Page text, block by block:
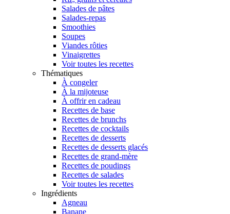
Salades de pâtes
Salades-repas
Smoothies
Soupes
Viandes rôties
Vinaigrettes
Voir toutes les recettes
Thématiques
À congeler
À la mijoteuse
À offrir en cadeau
Recettes de base
Recettes de brunchs
Recettes de cocktails
Recettes de desserts
Recettes de desserts glacés
Recettes de grand-mère
Recettes de poudings
Recettes de salades
Voir toutes les recettes
Ingrédients
Agneau
Banane